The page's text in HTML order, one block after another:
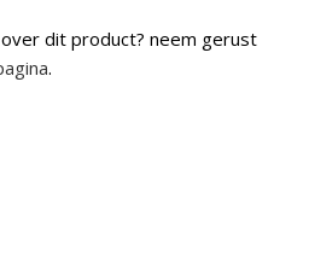
dit product? neem gerust
.